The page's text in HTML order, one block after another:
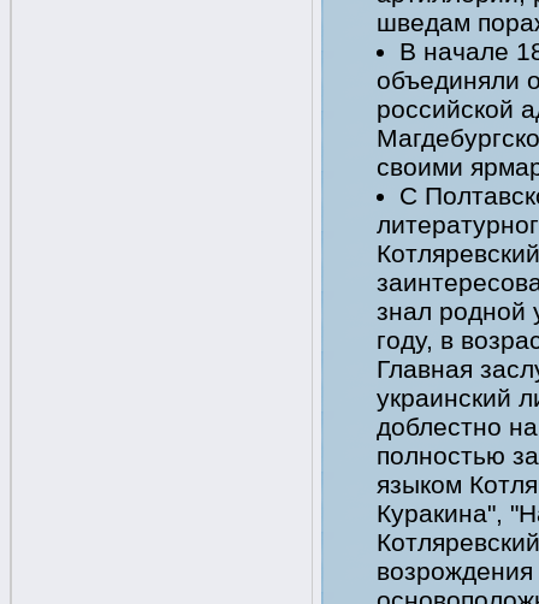
шведам
В начале
объединяли
российской
своими
С
знал родной
году, в
Главная
украинский
доблестно
полностью
языком
Куракина",
возрождения